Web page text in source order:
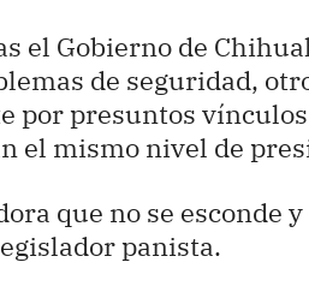
el Gobierno de
de seguridad,
por presuntos
el mismo nivel de
que no se esconde y
panista.